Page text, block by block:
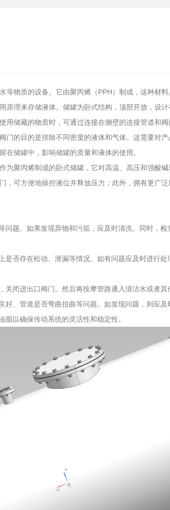
物质的设备。它由聚丙烯（PPH）制成，这种材
原理来存储液体。储罐为卧式结构，顶部开放，设
储藏的物质时，可通过连接在侧壁的连接管道和阀
的目的是排除不同密度的液体和气体。这需要对产
储罐中，影响储罐的质量和液体的使用。
聚丙烯制成的卧式储罐，它对高温、高压和强酸
，可方便地操控液位并释放压力；此外，拥有更广
题。如果发现异物和污垢，应及时清洗。同时，检
否存在松动、泄漏等情况。如有问题应及时进行处
进出口阀门。然后将按摩管路通入清洁水或者其
管道是否弯曲扭曲等问题。如发现问题，则应及
以确保传动系统的灵活性和稳定性。